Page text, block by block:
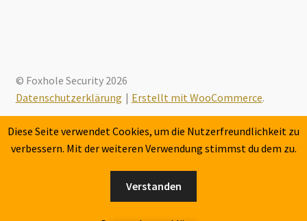
© Foxhole Security 2026
Datenschutzerklärung
Erstellt mit WooCommerce.
Diese Seite verwendet Cookies, um die Nutzerfreundlichkeit zu
verbessern. Mit der weiteren Verwendung stimmst du dem zu.
Verstanden